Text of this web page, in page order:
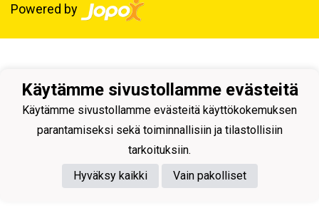
Powered by
Käytämme sivustollamme evästeitä
Käytämme sivustollamme evästeitä käyttökokemuksen
parantamiseksi sekä toiminnallisiin ja tilastollisiin
tarkoituksiin.
Hyväksy kaikki
Vain pakolliset